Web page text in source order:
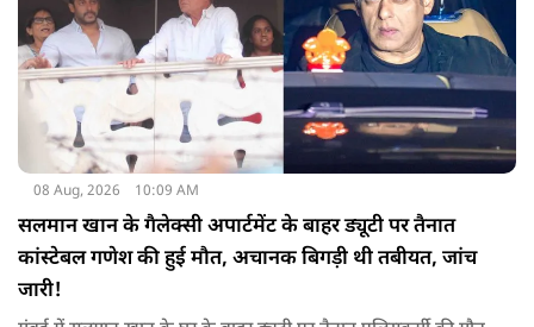
08 Aug, 2026 10:09 AM
सलमान खान के गैलेक्सी अपार्टमेंट के बाहर ड्यूटी पर तैनात
कांस्टेबल गणेश की हुई मौत, अचानक बिगड़ी थी तबीयत, जांच
जारी!